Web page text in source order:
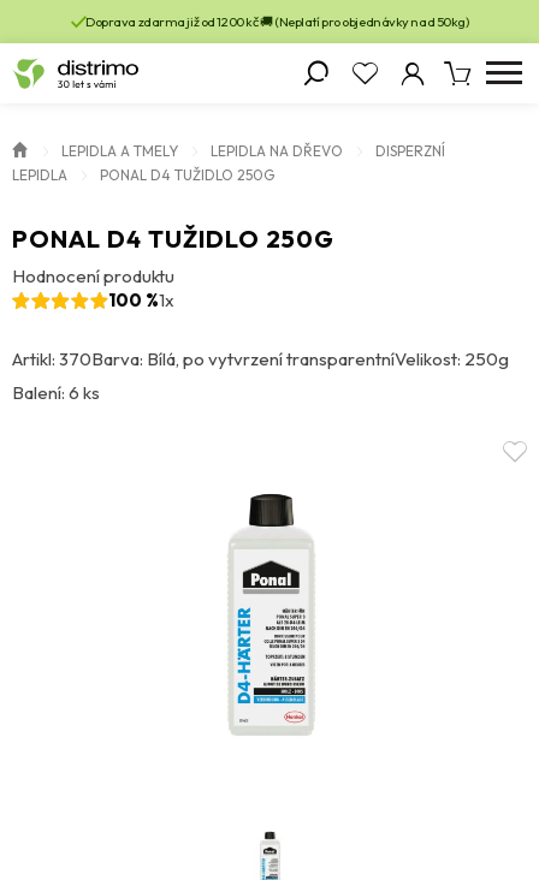
Doprava zdarma již od 1200 kč 🚚 (Neplatí pro objednávky nad 50kg)
LEPIDLA A TMELY LEPIDLA NA DŘEVO
DISPERZNÍ
LEPIDLA
PONAL D4 TUŽIDLO 250G
PONAL D4 TUŽIDLO 250G
Hodnocení produktu
100 %1x
Artikl: 370Barva: Bílá, po vytvrzení transparentníVelikost: 250g
Balení: 6 ks